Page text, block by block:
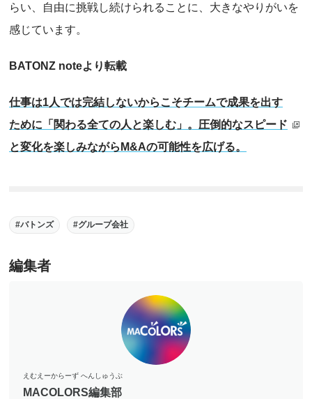
らい、自由に挑戦し続けられることに、大きなやりがいを
感じています。
BATONZ noteより転載
仕事は1人では完結しないからこそチームで成果を出す
ために「関わる全ての人と楽しむ」。圧倒的なスピード
と変化を楽しみながらM&Aの可能性を広げる。
バトンズ グループ会社
編集者
えむえーからーず へんしゅうぶ
MACOLORS編集部